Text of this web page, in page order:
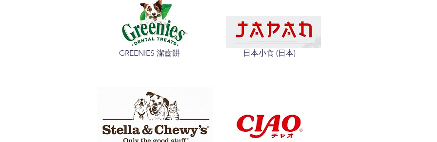
GREENIES 潔齒餅 日本小食 (日本)